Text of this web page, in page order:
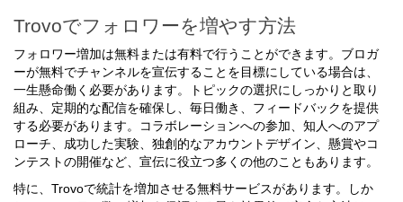
Trovoでフォロワーを増やす方法
フォロワー増加は無料または有料で行うことができます。ブロガ
ーが無料でチャンネルを宣伝することを目標にしている場合は、
一生懸命働く必要があります。トピックの選択にしっかりと取り
組み、定期的な配信を確保し、毎日働き、フィードバックを提供
する必要があります。コラボレーションへの参加、知人へのアプ
ローチ、成功した実験、独創的なアカウントデザイン、懸賞やコ
ンテストの開催など、宣伝に役立つ多くの他のこともあります。
特に、Trovoで統計を増加させる無料サービスがあります。しか